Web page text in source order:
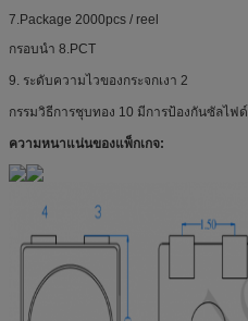
7.Package 2000pcs / reel
กรอบนำ 8.PCT
9. ระดับความไวของกระจกเงา 2
กรรมวิธีการชุบทอง 10 มีการป้องกันซัลไฟด์
ความหนาแน่นของแพ็กเกจ: